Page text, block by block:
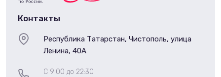
Контакты
С 9:00 до 22:30
Республика Татарстан, Чистополь, улица
Ленина, 40А